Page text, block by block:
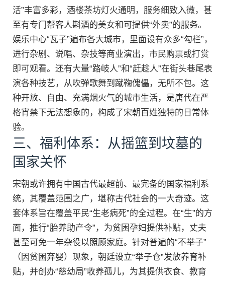
活”丰富多彩，酒楼茶坊灯火通明，服务细致入微，甚
至有专门帮客人斟酒的美女和可提供“外卖”的服务。
娱乐中心“瓦子”遍布各大城市，里面设有众多“勾栏”，
进行杂剧、说唱、杂技等商业演出，市民购票或打赏
即可观看。还有大量“路岐人”和“赶趁人”在街头巷尾表
演各种技艺，从吹弹歌舞到蹴鞠傀儡，无所不包。这
种开放、自由、充满烟火气的城市生活，是唐代在严
格宵禁下无法想象的，构成了宋朝百姓独特的日常体
验。
三、福利体系：从摇篮到坟墓的
国家关怀
宋朝或许拥有中国古代最超前、最完备的国家福利系
统，其覆盖范围之广，堪称古代社会的一大奇迹。这
套体系旨在覆盖平民“生老病死”的全过程。在“生”的方
面，推行“胎养助产令”，为贫困孕妇提供补贴，丈夫
甚至可免一年杂役以照顾家庭。针对普遍的“不举子”
（因贫困弃婴）现象，朝廷设立“举子仓”发放养育补
贴，并创办“慈幼局”收养孤儿，为其提供衣食、教育